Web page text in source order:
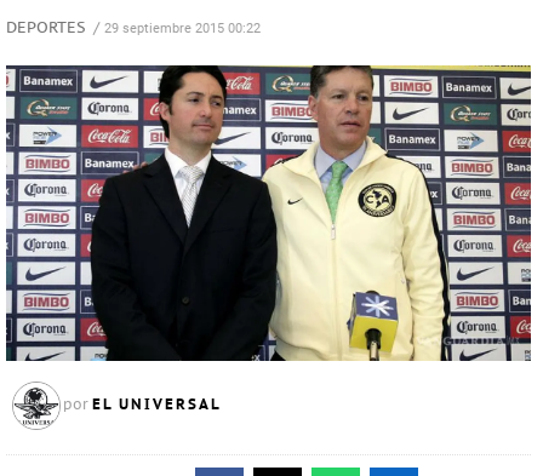
DEPORTES / 29 septiembre 2015 00:22
por EL UNIVERSAL